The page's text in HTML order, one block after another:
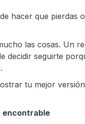
hacer que
las cosas. Un
decidir seguirte
tu mejor
encontrable